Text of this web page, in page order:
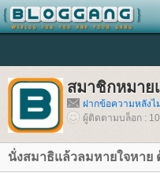
สมาชิกหมาย
ฝากข้อความหลังไ
ผู้ติดตามบล็อก :
นั่งสมาธิแล้วลมหายใจหาย